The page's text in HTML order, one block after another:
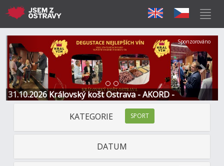
31.10.2026 Královský košt Ostrava - AKORD -
Restaurace a Hotel
Předchozí Další
Sponzorováno
KATEGORIE SPORT
DATUM